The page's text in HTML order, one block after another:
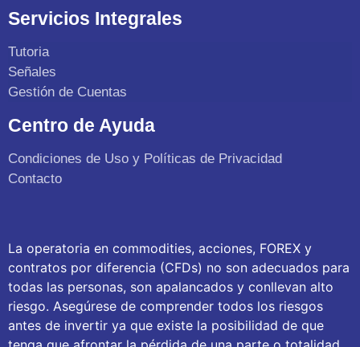
Servicios Integrales
Tutoria
Señales
Gestión de Cuentas
Centro de Ayuda
Condiciones de Uso y Políticas de Privacidad
Contacto
La operatoria en commodities, acciones, FOREX y
contratos por diferencia (CFDs) no son adecuados para
todas las personas, son apalancados y conllevan alto
riesgo. Asegúrese de comprender todos los riesgos
antes de invertir ya que existe la posibilidad de que